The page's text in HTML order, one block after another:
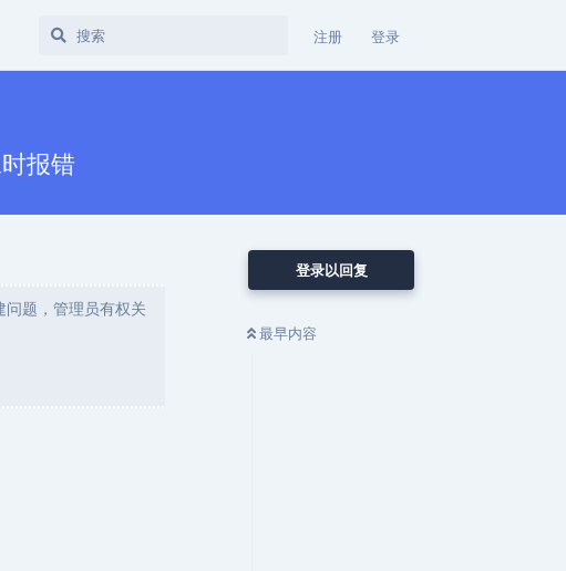
注册 登录
报错
登录以回复
最早内容
题，管理员有权关